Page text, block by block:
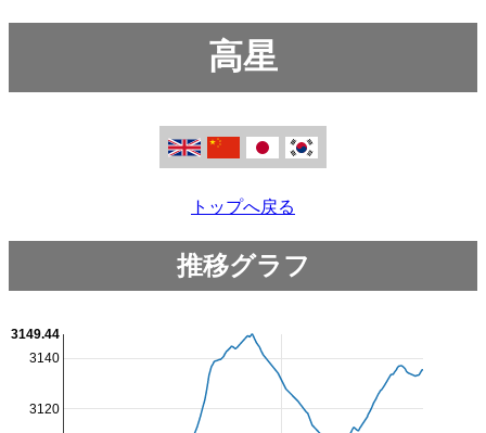
高星
トップへ戻る
推移グラフ
3120
3140
3149.44